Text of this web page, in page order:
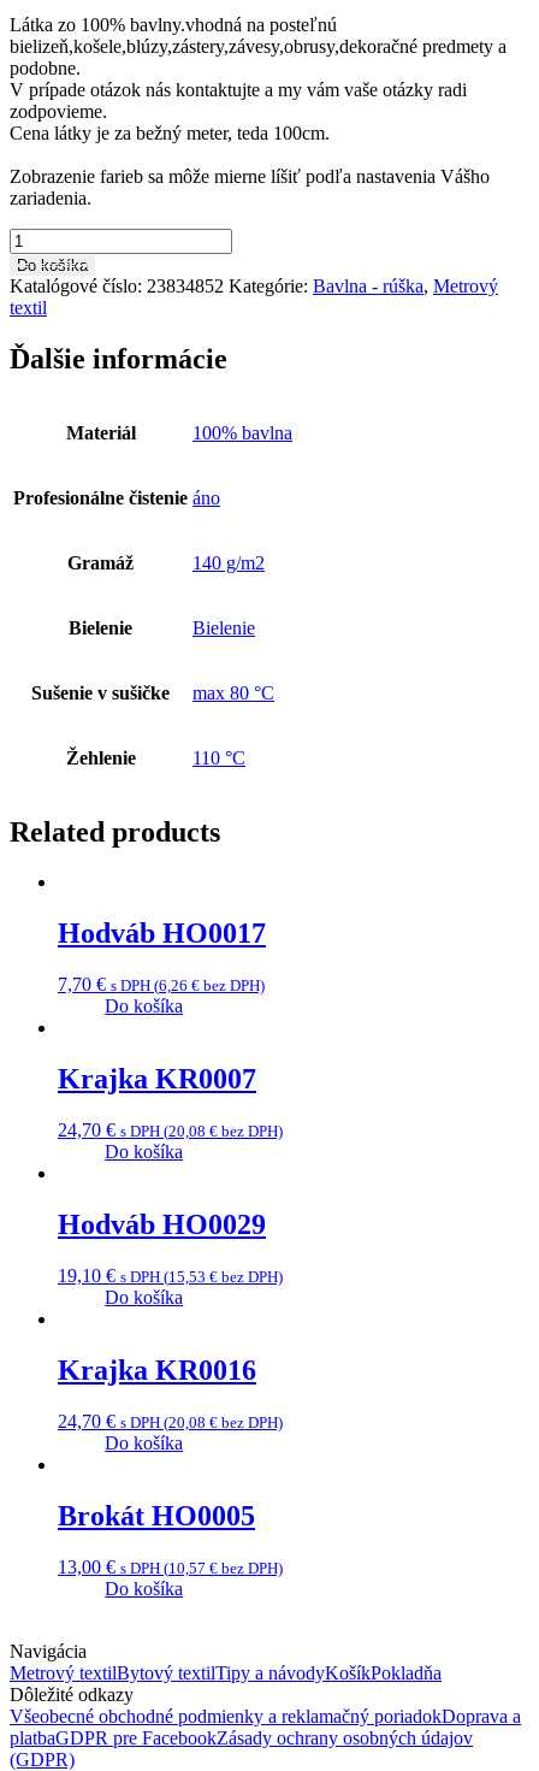
Látka zo 100% bavlny.vhodná na posteľnú
bielizeň,košele,blúzy,zástery,závesy,obrusy,dekoračné predmety a
podobne.
V prípade otázok nás kontaktujte a my vám vaše otázky radi
zodpovieme.
Cena látky je za bežný meter, teda 100cm.
Zobrazenie farieb sa môže mierne líšiť podľa nastavenia Vášho
zariadenia.
množstvo
Bavlnená
látka
metráž
Do košíka
Katalógové číslo: 23834852 Kategórie: Bavlna - rúška, Metrový
textil
Ďalšie informácie
Materiál 100% bavlna
Profesionálne čistenie áno
Gramáž 140 g/m2
Bielenie Bielenie
Sušenie v sušičke max 80 °C
Žehlenie 110 °C
Related products
Hodváb HO0017
7,70 € s DPH (6,26 € bez DPH)
Do košíka
Krajka KR0007
24,70 € s DPH (20,08 € bez DPH)
Do košíka
Hodváb HO0029
19,10 € s DPH (15,53 € bez DPH)
Do košíka
Krajka KR0016
24,70 € s DPH (20,08 € bez DPH)
Do košíka
Brokát HO0005
13,00 € s DPH (10,57 € bez DPH)
Do košíka
Navigácia
Metrový textilBytový textilTipy a návodyKošíkPokladňa
Dôležité odkazy
Všeobecné obchodné podmienky a reklamačný poriadokDoprava a
platbaGDPR pre FacebookZásady ochrany osobných údajov
(GDPR)